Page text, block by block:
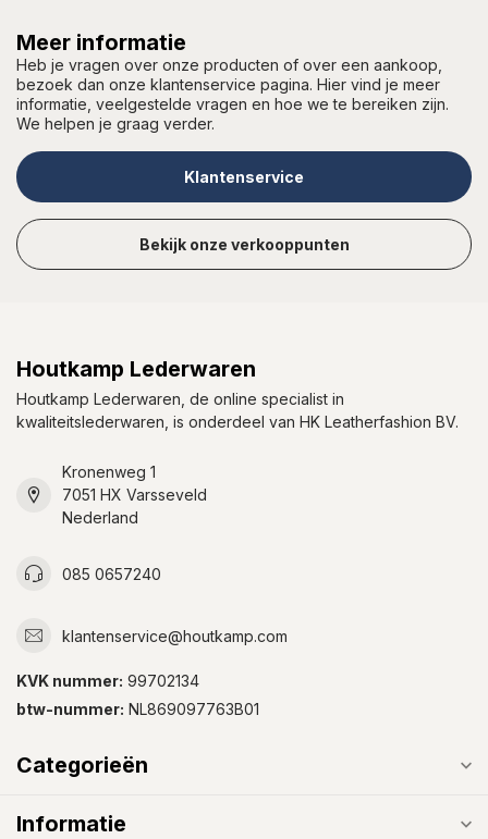
Meer informatie
Heb je vragen over onze producten of over een aankoop,
bezoek dan onze klantenservice pagina. Hier vind je meer
informatie, veelgestelde vragen en hoe we te bereiken zijn.
We helpen je graag verder.
Klantenservice
Bekijk onze verkooppunten
Houtkamp Lederwaren
Houtkamp Lederwaren, de online specialist in
kwaliteitslederwaren, is onderdeel van HK Leatherfashion BV.
Kronenweg 1
7051 HX Varsseveld
Nederland
085 0657240
klantenservice@houtkamp.com
KVK nummer: 99702134
btw-nummer: NL869097763B01
Categorieën
Informatie